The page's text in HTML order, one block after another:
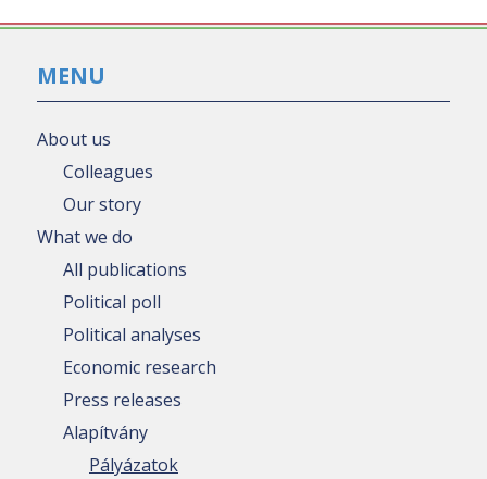
MENU
About us
Colleagues
Our story
What we do
All publications
Political poll
Political analyses
Economic research
Press releases
Alapítvány
Pályázatok